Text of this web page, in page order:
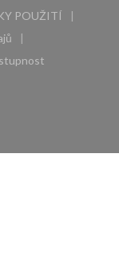
POUŽITÍ
((otevře se v novém
novém okně))
okně))
((otevře se v novém